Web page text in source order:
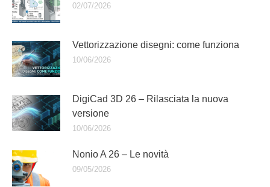
02/07/2026
Vettorizzazione disegni: come funziona
10/06/2026
DigiCad 3D 26 – Rilasciata la nuova
versione
10/06/2026
Nonio A 26 – Le novità
09/05/2026